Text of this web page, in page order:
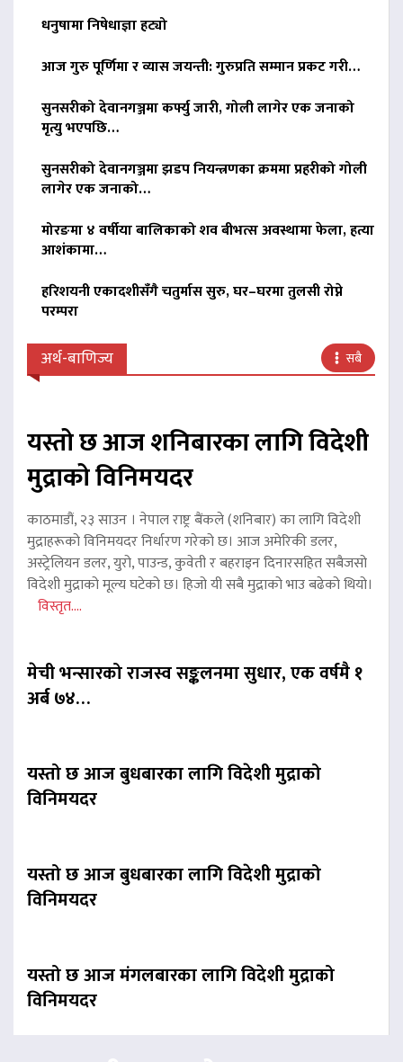
धनुषामा निषेधाज्ञा हट्यो
आज गुरु पूर्णिमा र व्यास जयन्ती: गुरुप्रति सम्मान प्रकट गरी…
सुनसरीको देवानगञ्जमा कर्फ्यु जारी, गोली लागेर एक जनाको
मृत्यु भएपछि…
सुनसरीको देवानगञ्जमा झडप नियन्त्रणका क्रममा प्रहरीको गोली
लागेर एक जनाको…
मोरङमा ४ वर्षीया बालिकाको शव बीभत्स अवस्थामा फेला, हत्या
आशंकामा…
हरिशयनी एकादशीसँगै चतुर्मास सुरु, घर–घरमा तुलसी रोप्ने
परम्परा
अर्थ-बाणिज्य सबै
यस्तो छ आज शनिबारका लागि विदेशी
मुद्राको विनिमयदर
काठमाडौं, २३ साउन । नेपाल राष्ट्र बैंकले (शनिबार) का लागि विदेशी
मुद्राहरूको विनिमयदर निर्धारण गरेको छ। आज अमेरिकी डलर,
अस्ट्रेलियन डलर, युरो, पाउन्ड, कुवेती र बहराइन दिनारसहित सबैजसो
विदेशी मुद्राको मूल्य घटेको छ। हिजो यी सबै मुद्राको भाउ बढेको थियो।
विस्तृत....
मेची भन्सारको राजस्व सङ्कलनमा सुधार, एक वर्षमै १
अर्ब ७४…
यस्तो छ आज बुधबारका लागि विदेशी मुद्राको
विनिमयदर
यस्तो छ आज बुधबारका लागि विदेशी मुद्राको
विनिमयदर
यस्तो छ आज मंगलबारका लागि विदेशी मुद्राको
विनिमयदर